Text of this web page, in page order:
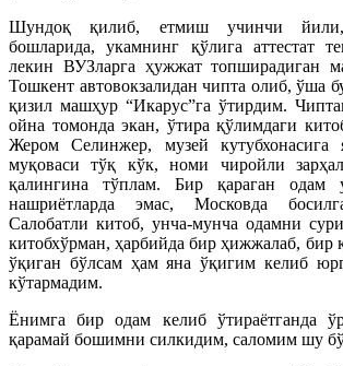
Шундоқ қилиб, етмиш учинчи
бошларида, укамнинг қўлига аттестат
лекин ВУЗларга ҳужжат топширадиган
Тошкент автовокзалидан чипта олиб, ўша
қизил машҳур “Икарус”га ўтирдим.
ойна томонда экан, ўтира қўлимдаги
Жером Селинжер, музей кутубхонасига
муқоваси тўқ кўк, номи чиройли
қалингина тўплам. Бир қараган одам
нашриётларда эмас, Московда
Салобатли китоб, унча-мунча одамни
китобхўрман, ҳарбийда бир ҳижжалаб, бир
ўқиган бўлсам ҳам яна ўқигим келиб
кўтармадим.
Ёнимга бир одам келиб ўтираётганда
қарамай бошимни силкидим, саломим шу